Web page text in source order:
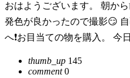
おはようございます。 朝か
発色が良かったので撮影😏 自
へ❗お目当ての物を購入。 今
thumb_up 145
comment0